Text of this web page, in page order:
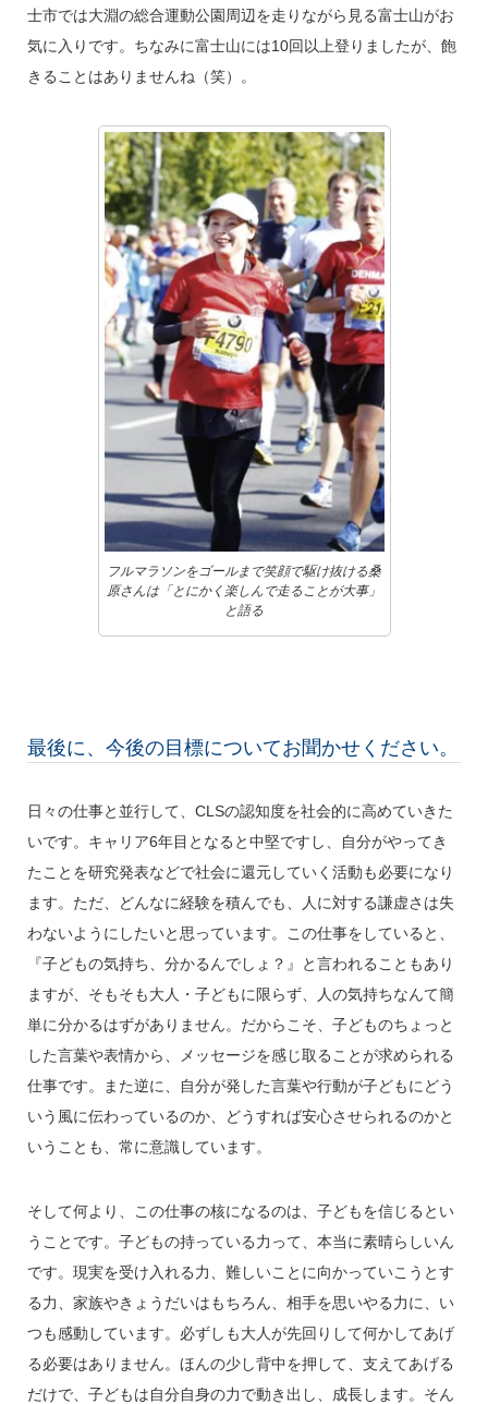
士市では大淵の総合運動公園周辺を走りながら見る富士山がお
気に入りです。ちなみに富士山には10回以上登りましたが、飽
きることはありませんね（笑）。
フルマラソンをゴールまで笑顔で駆け抜ける桑
原さんは「とにかく楽しんで走ることが大事」
と語る
最後に、今後の目標についてお聞かせください。
日々の仕事と並行して、CLSの認知度を社会的に高めていきた
いです。キャリア6年目となると中堅ですし、自分がやってき
たことを研究発表などで社会に還元していく活動も必要になり
ます。ただ、どんなに経験を積んでも、人に対する謙虚さは失
わないようにしたいと思っています。この仕事をしていると、
『子どもの気持ち、分かるんでしょ？』と言われることもあり
ますが、そもそも大人・子どもに限らず、人の気持ちなんて簡
単に分かるはずがありません。だからこそ、子どものちょっと
した言葉や表情から、メッセージを感じ取ることが求められる
仕事です。また逆に、自分が発した言葉や行動が子どもにどう
いう風に伝わっているのか、どうすれば安心させられるのかと
いうことも、常に意識しています。
そして何より、この仕事の核になるのは、子どもを信じるとい
うことです。子どもの持っている力って、本当に素晴らしいん
です。現実を受け入れる力、難しいことに向かっていこうとす
る力、家族やきょうだいはもちろん、相手を思いやる力に、い
つも感動しています。必ずしも大人が先回りして何かしてあげ
る必要はありません。ほんの少し背中を押して、支えてあげる
だけで、子どもは自分自身の力で動き出し、成長します。そん